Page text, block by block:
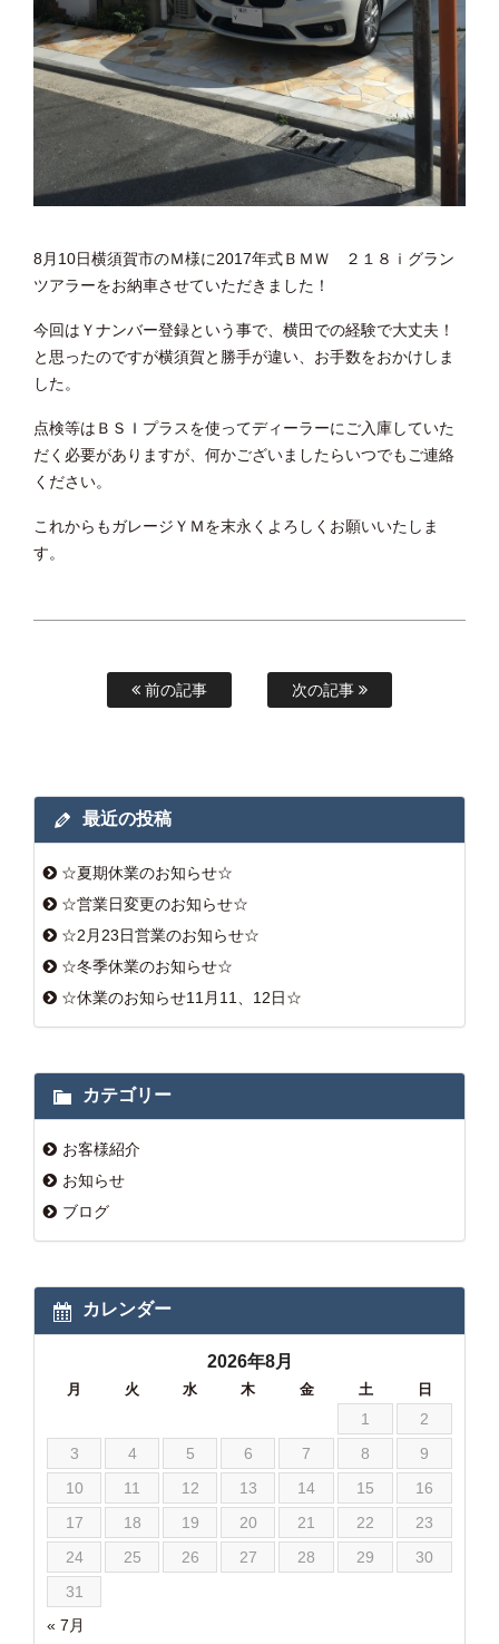
8月10日横須賀市のＭ様に2017年式ＢＭＷ ２１８ｉグラン
ツアラーをお納車させていただきました！
今回はＹナンバー登録という事で、横田での経験で大丈夫！
と思ったのですが横須賀と勝手が違い、お手数をおかけしま
した。
点検等はＢＳＩプラスを使ってディーラーにご入庫していた
だく必要がありますが、何かございましたらいつでもご連絡
ください。
これからもガレージＹＭを末永くよろしくお願いいたしま
す。
前の記事 次の記事
最近の投稿
☆夏期休業のお知らせ☆
☆営業日変更のお知らせ☆
☆2月23日営業のお知らせ☆
☆冬季休業のお知らせ☆
☆休業のお知らせ11月11、12日☆
カテゴリー
お客様紹介
お知らせ
ブログ
カレンダー
2026年8月
月 火 水 木 金 土 日
« 7月
1
2
3
4 5 6 7 8
9
10
11 12 13 14 15
16
17
18 19 20 21 22
23
24
25 26 27 28 29
30
31